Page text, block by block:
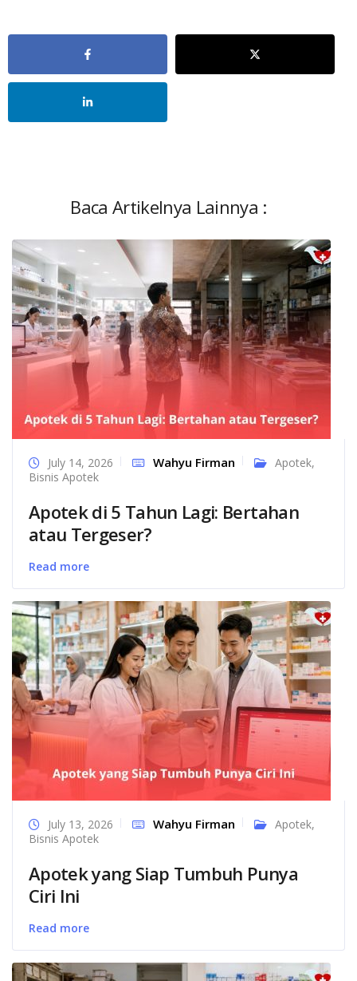
Baca Artikelnya Lainnya :
July 14, 2026 Wahyu Firman Apotek,
Bisnis Apotek
Apotek di 5 Tahun Lagi: Bertahan
atau Tergeser?
Read more
July 13, 2026 Wahyu Firman Apotek,
Bisnis Apotek
Apotek yang Siap Tumbuh Punya
Ciri Ini
Read more